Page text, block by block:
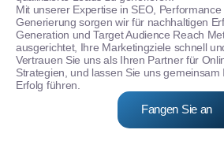
Mit unserer Expertise in SEO,
Generierung sorgen wir für nachhaltigen
Generation und Target Audience Reach
ausgerichtet, Ihre Marketingziele schnell
Vertrauen Sie uns als Ihren Partner für
Strategien, und lassen Sie uns
Erfolg führen.
Fangen Sie an